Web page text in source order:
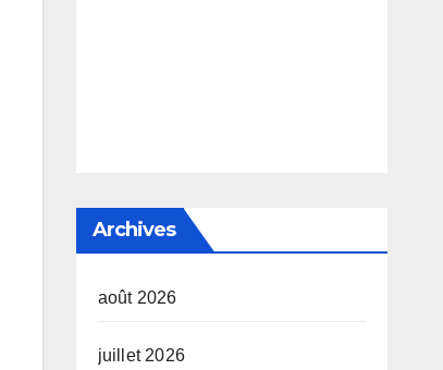
Archives
août 2026
juillet 2026